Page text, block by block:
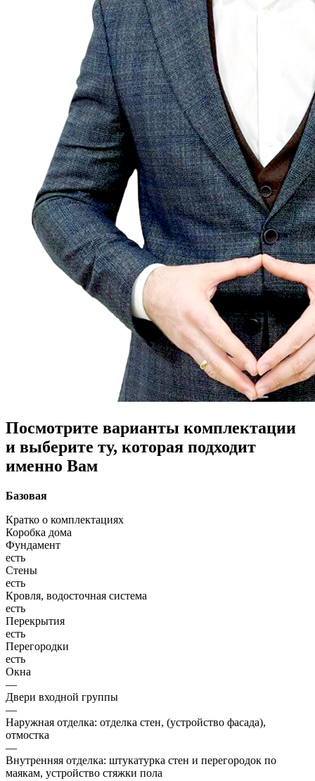
Посмотрите варианты комплектации
и выберите ту, которая подходит
именно Вам
Базовая
Кратко о комплектациях
Коробка дома
Фундамент
есть
Стены
есть
Кровля, водосточная система
есть
Перекрытия
есть
Перегородки
есть
Окна
—
Двери входной группы
—
Наружная отделка: отделка стен, (устройство фасада),
отмостка
—
Внутренняя отделка: штукатурка стен и перегородок по
маякам, устройство стяжки пола